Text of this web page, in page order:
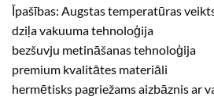
Īpašības: Augstas temperatūras
dziļa vakuuma tehnoloģija
bezšuvju metināšanas tehnoloģija
premium kvalitātes materiāli
hermētisks pagriežams aizbāznis ar